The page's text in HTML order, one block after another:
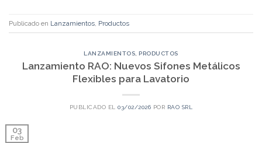
Publicado en Lanzamientos Productos
LANZAMIENTOS, PRODUCTOS
Lanzamiento RAO: Nuevos Sifones Metálicos
Flexibles para Lavatorio
PUBLICADO EL03/02/2026 POR RAO SRL
03
Feb